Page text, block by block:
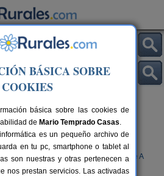
Monxes (A Coruña)
26+4 plazas
59 km de A
BÁSICA SOBRE
COOKIES
básica sobre las cookies de
de Mario Temprado Casas.
es un pequeño archivo de
en tu pc, smartphone o tablet al
son nuestras y otras pertenecen a
nos prestan servicios. Las activadas